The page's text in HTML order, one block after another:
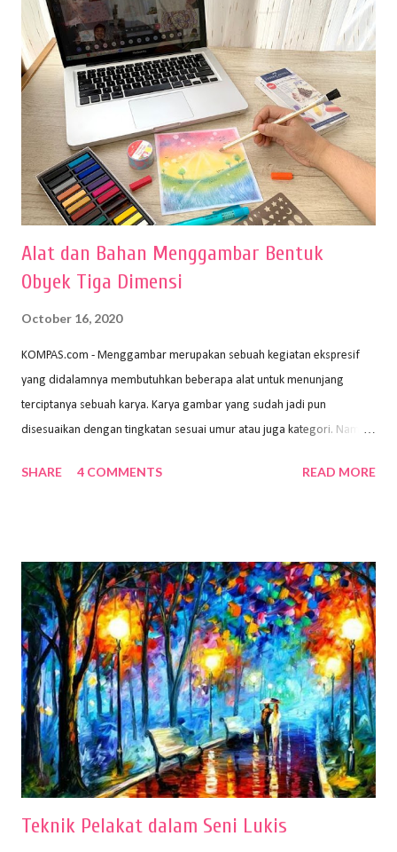
Alat dan Bahan Menggambar Bentuk
Obyek Tiga Dimensi
October 16, 2020
KOMPAS.com - Menggambar merupakan sebuah kegiatan ekspresif
yang didalamnya membutuhkan beberapa alat untuk menunjang
terciptanya sebuah karya. Karya gambar yang sudah jadi pun
disesuaikan dengan tingkatan sesuai umur atau juga kategori. Namun,
sehingga hasilnya bisa dilihat. Peran alat dan bahan sangat
memiliki spesifikasi berbeda sesuai jenisnya. Berikut peralatan
menggambar bentuk: 1. Kertas Gambar Kegiatan menggambar
membutuhkan kertas yang baik agar proses pembuatan gambar lebih
nyaman dan maksimal. Bahan kertas yang baik salah satu syaratnya
adalah tidak mudah sobek, mengingat menggambar merupakan
proses menggores dan menghapus. Kertas adalah bahan yang paling
ideal digunakan untuk menggambar. Dalam menggambar
menggunakan pen...
SHARE 4 COMMENTS READ MORE
Teknik Pelakat dalam Seni Lukis